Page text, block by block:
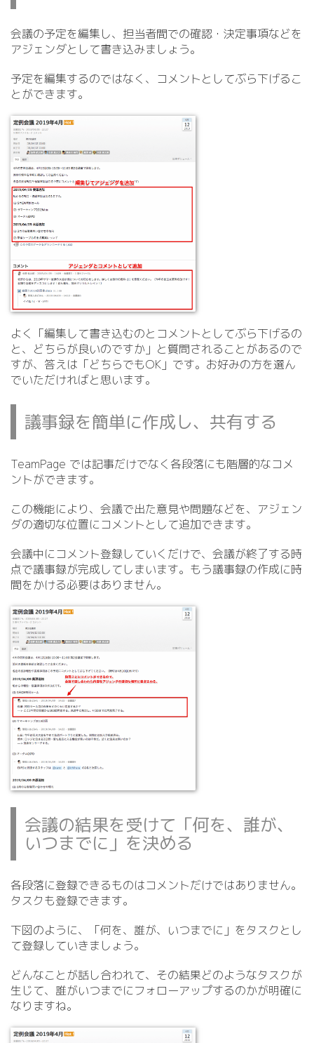
会議の予定を編集し、担当者間での確認・決定事項などを
アジェンダとして書き込みましょう。
予定を編集するのではなく、コメントとしてぶら下げるこ
とができます。
よく「編集して書き込むのとコメントとしてぶら下げるの
と、どちらが良いのですか」と質問されることがあるので
すが、答えは「どちらでもOK」です。お好みの方を選ん
でいただければと思います。
議事録を簡単に作成し、共有する
TeamPage では記事だけでなく各段落にも階層的なコメ
ントができます。
この機能により、会議で出た意見や問題などを、アジェン
ダの適切な位置にコメントとして追加できます。
会議中にコメント登録していくだけで、会議が終了する時
点で議事録が完成してしまいます。もう議事録の作成に時
間をかける必要はありません。
会議の結果を受けて「何を、誰が、
いつまでに」を決める
各段落に登録できるものはコメントだけではありません。
タスクも登録できます。
下図のように、「何を、誰が、いつまでに」をタスクとし
て登録していきましょう。
どんなことが話し合われて、その結果どのようなタスクが
生じて、誰がいつまでにフォローアップするのかが明確に
なりますね。